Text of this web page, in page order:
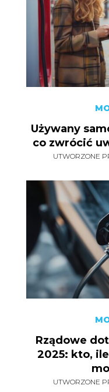
Używany
co zwrócić
UTWORZONE
Rządowe
2025: kto,
UTWORZONE